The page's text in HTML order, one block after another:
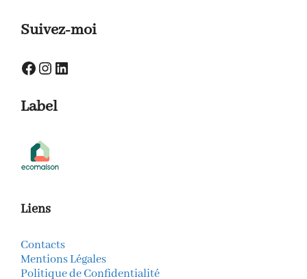
Suivez-moi
Facebook
Instagram
LinkedIn
Label
Liens
Contacts
Mentions Légales
Politique de Confidentialité